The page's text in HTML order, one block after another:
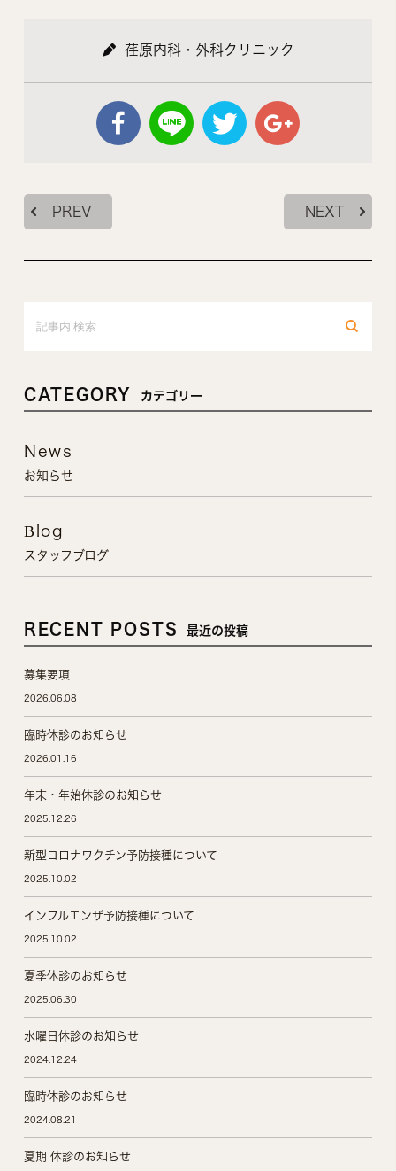
荏原内科・外科クリニック
PREV NEXT
CATEGORY カテゴリー
News
お知らせ
Blog
スタッフブログ
RECENT POSTS 最近の投稿
募集要項
2026.06.08
臨時休診のお知らせ
2026.01.16
年末・年始休診のお知らせ
2025.12.26
新型コロナワクチン予防接種について
2025.10.02
インフルエンザ予防接種について
2025.10.02
夏季休診のお知らせ
2025.06.30
水曜日休診のお知らせ
2024.12.24
臨時休診のお知らせ
2024.08.21
夏期 休診のお知らせ